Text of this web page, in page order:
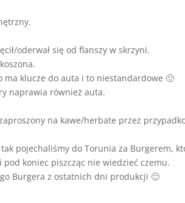
oderwał się od flanszy w skrzyni.
ma klucze do auta i to niestandardowe 🙂
naprawia również auta.
na kawe/herbate przez
pojechaliśmy do Torunia za Burgerem,
koniec piszcząc nie wiedzieć czemu.
Burgera z ostatnich dni produkcji 🙂